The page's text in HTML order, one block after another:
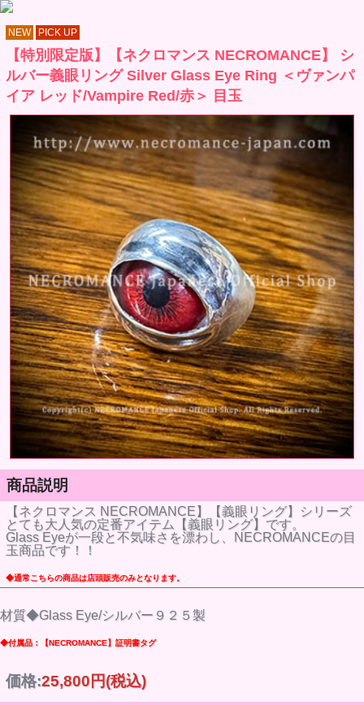
NEW PICK UP
【特別限定版】【ネクロマンス NECROMANCE】 シ
ルバー義眼リング Silver Glass Eye Ring ＜ヴァンパ
イア レッド/Vampire Red/赤＞ 目玉
商品説明
【ネクロマンス NECROMANCE】【義眼リング】シリーズ
とても大人気の定番アイテム【義眼リング】です。
Glass Eyeが一段と不気味さを漂わし、NECROMANCEの目
玉商品です！！
◆通常こちらの商品は店頭販売のみとなります。
材質◆Glass Eye/シルバー９２５製
◆付属品：【NECROMANCE】証明書タグ
価格:25,800円(税込)